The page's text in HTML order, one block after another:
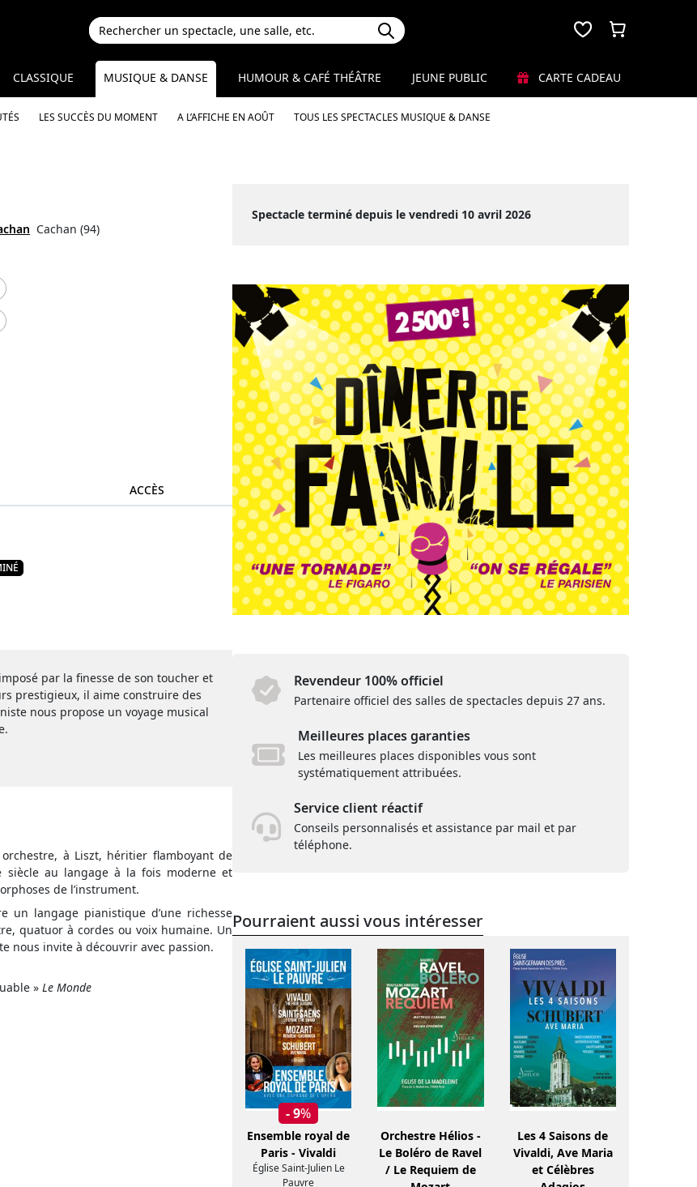
CLASSIQUE MUSIQUE & DANSE
LES SUCCÈS DU MOMENT A L’AFFICHE EN AOÛT TOUS LES SPECTACLES MUSIQUE & DANSE
HUMOUR & CAFÉ THÉÂTRE JEUNE PUBLIC CARTE CADEAU
Cachan (94)
ACCÈS
imposé par la finesse de son toucher et
prestigieux, il aime construire des
nous propose un voyage musical
à Liszt, héritier flamboyant de
siècle au langage à la fois moderne et
de l’instrument.
un langage pianistique d’une richesse
quatuor à cordes ou voix humaine. Un
nous invite à découvrir avec passion.
» Le Monde
Spectacle terminé depuis le vendredi 10 avril 2026
Revendeur 100% officiel
Partenaire officiel des salles de spectacles depuis 27 ans.
Meilleures places garanties
Les meilleures places disponibles vous sont
systématiquement attribuées.
Service client réactif
Conseils personnalisés et assistance par mail et par
téléphone.
Pourraient aussi vous intéresser
- 9%
Ensemble royal de
Paris - Vivaldi
Église Saint-Julien Le
Pauvre
Orchestre Hélios -
Le Boléro de Ravel
/ Le Requiem de
Les 4 Saisons de
Vivaldi, Ave Maria
et Célèbres